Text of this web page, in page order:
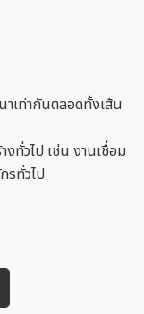
เท่ากันตลอดทั้งเส้น
งทั่วไป เช่น งานเชื่อม
รทั่วไป